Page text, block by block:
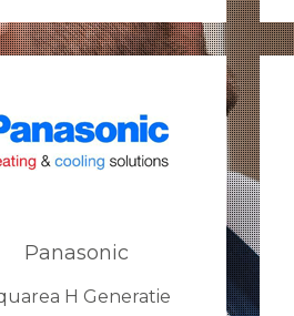
Panasonic
H Generatie